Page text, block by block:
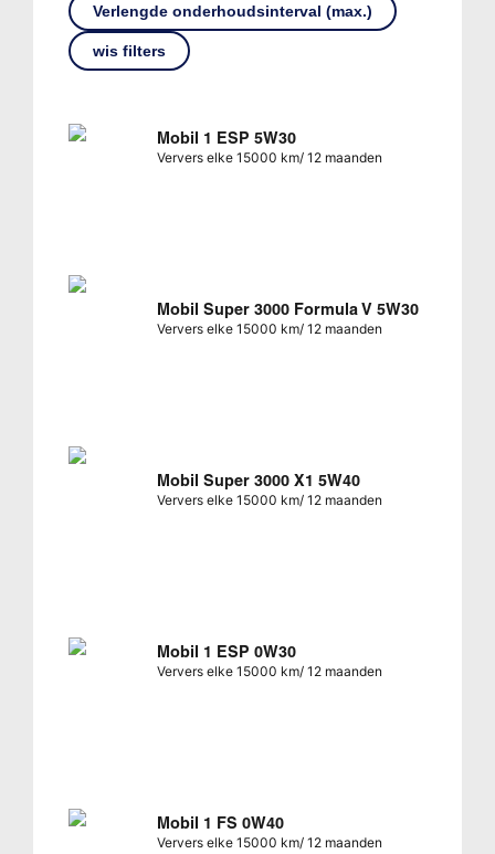
Verlengde onderhoudsinterval (max.)
wis filters
Mobil 1 ESP 5W30
Ververs elke 15000 km/ 12 maanden
Mobil Super 3000 Formula V 5W30
Ververs elke 15000 km/ 12 maanden
Mobil Super 3000 X1 5W40
Ververs elke 15000 km/ 12 maanden
Mobil 1 ESP 0W30
Ververs elke 15000 km/ 12 maanden
Mobil 1 FS 0W40
Ververs elke 15000 km/ 12 maanden